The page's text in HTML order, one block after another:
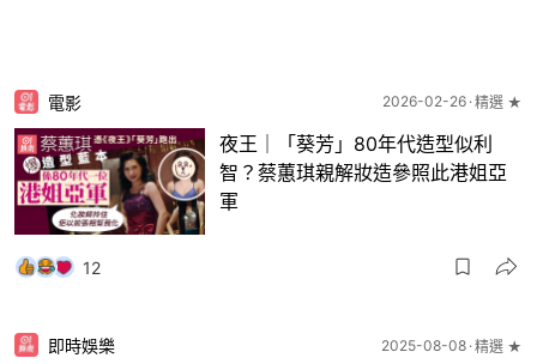
電影 2026-02-26 精選 ★
夜王｜「葵芳」80年代造型似利
智？蔡蕙琪親解妝造參照此港姐亞
軍
12
即時娛樂 2025-08-08 精選 ★